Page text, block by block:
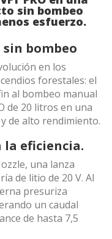
sin bombeo
esfuerzo.
sin bombeo
en los
forestales: el
al bombeo manual
de 20 litros en una
de alto rendimiento.
la eficiencia.
una lanza
de litio de 20 V. Al
presuriza
un caudal
de hasta 7,5